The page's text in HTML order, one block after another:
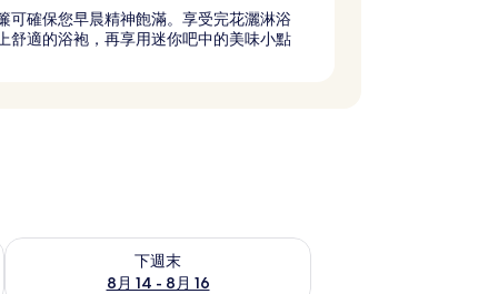
可確保您早晨精神飽滿。享受完花灑淋浴
舒適的浴袍，再享用迷你吧中的美味小點
下週末
8月 14 - 8月 16
查看下週末 (8月 14 - 8月 16) 的供應情況